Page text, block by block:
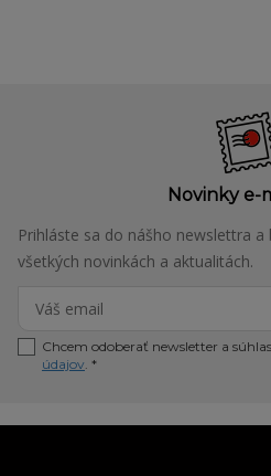
Novinky e-
Prihláste sa do nášho newslettra
všetkých novinkách a aktualitách.
Chcem odoberať newsletter a
údajov. *